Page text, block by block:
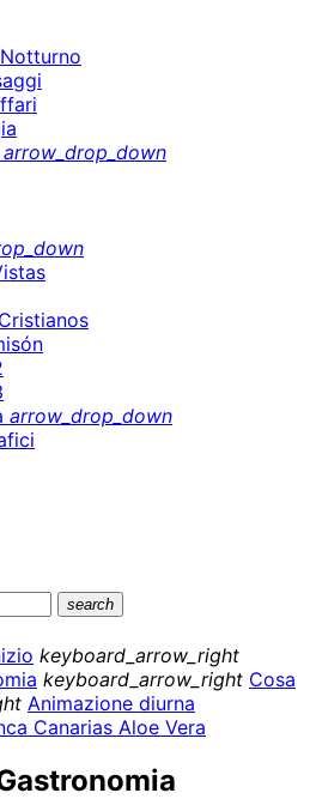
arrow_drop_down
arrow_drop_down
search
keyboard_arrow_right
keyboard_arrow_right Cosa
Animazione diurna
Canarias Aloe Vera